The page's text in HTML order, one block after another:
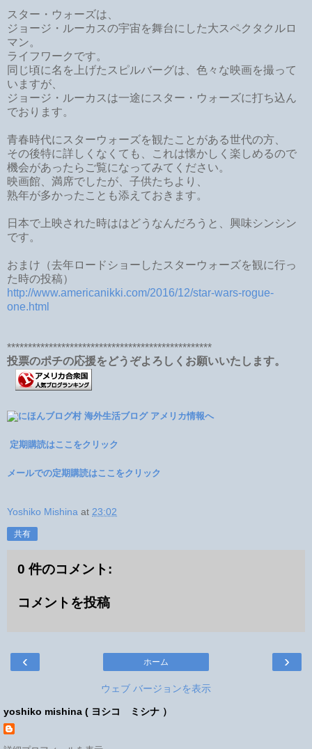
スター・ウォーズは、
ジョージ・ルーカスの宇宙を舞台にした大スペクタクルロ
マン。
ライフワークです。
同じ頃に名を上げたスピルバーグは、色々な映画を撮って
いますが、
ジョージ・ルーカスは一途にスター・ウォーズに打ち込ん
でおります。
青春時代にスターウォーズを観たことがある世代の方、
その後特に詳しくなくても、これは懐かしく楽しめるので
機会があったらご覧になってみてください。
映画館、満席でしたが、子供たちより、
熟年が多かったことも添えておきます。
日本で上映された時ははどうなんだろうと、興味シンシン
です。
おまけ（去年ロードショーしたスターウォーズを観に行っ
た時の投稿）
http://www.americanikki.com/2016/12/star-wars-rogue-
one.html
*************************************************
投票のポチの応援をどうぞよろしくお願いいたします。
定期購読はここをクリック
メールでの定期購読はここをクリック
Yoshiko Mishina at 23:02
共有
0 件のコメント:
コメントを投稿
‹ ›
ホーム
ウェブ バージョンを表示
yoshiko mishina ( ヨシコ ミシナ ）